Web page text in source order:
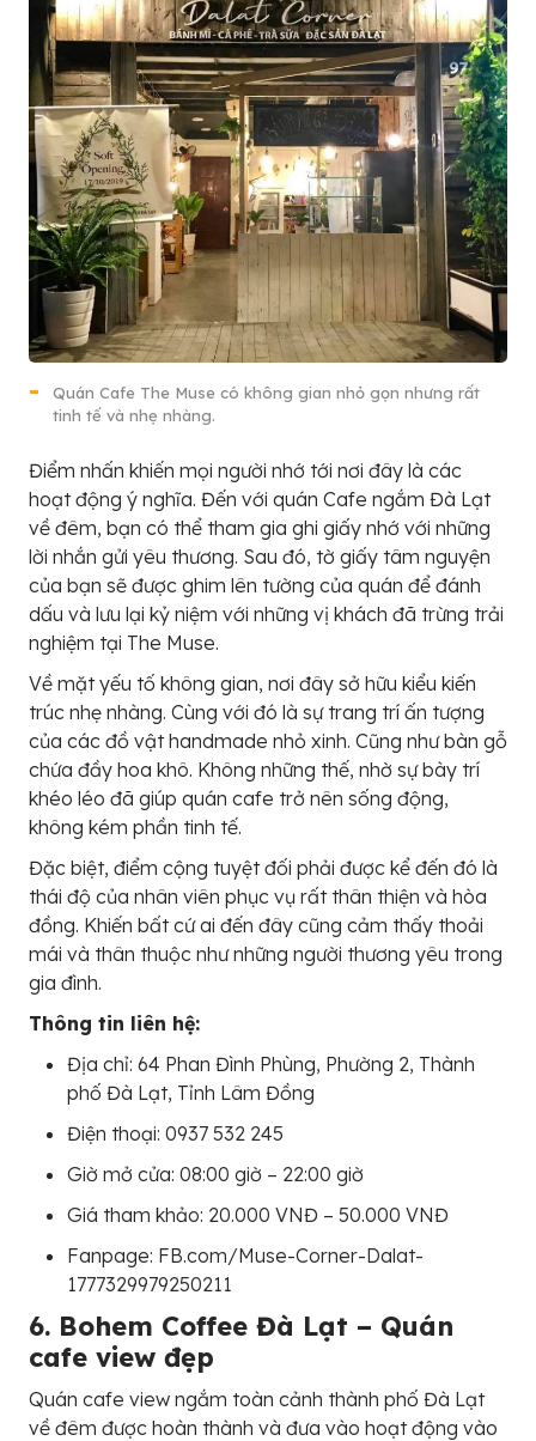
Quán Cafe The Muse có không gian nhỏ gọn nhưng rất
tinh tế và nhẹ nhàng.
Điểm nhấn khiến mọi người nhớ tới nơi đây là các
hoạt động ý nghĩa. Đến với quán Cafe ngắm Đà Lạt
về đêm, bạn có thể tham gia ghi giấy nhớ với những
lời nhắn gửi yêu thương. Sau đó, tờ giấy tâm nguyện
của bạn sẽ được ghim lên tường của quán để đánh
dấu và lưu lại kỷ niệm với những vị khách đã trừng trải
nghiệm tại The Muse.
Về mặt yếu tố không gian, nơi đây sở hữu kiểu kiến
trúc nhẹ nhàng. Cùng với đó là sự trang trí ấn tượng
của các đồ vật handmade nhỏ xinh. Cũng như bàn gỗ
chứa đầy hoa khô. Không những thế, nhờ sự bày trí
khéo léo đã giúp quán cafe trở nên sống động,
không kém phần tinh tế.
Đặc biệt, điểm cộng tuyệt đối phải được kể đến đó là
thái độ của nhân viên phục vụ rất thân thiện và hòa
đồng. Khiến bất cứ ai đến đây cũng cảm thấy thoải
mái và thân thuộc như những người thương yêu trong
gia đình.
Thông tin liên hệ:
Địa chỉ: 64 Phan Đình Phùng, Phường 2, Thành
phố Đà Lạt, Tỉnh Lâm Đồng
Điện thoại: 0937 532 245
Giờ mở cửa: 08:00 giờ – 22:00 giờ
Giá tham khảo: 20.000 VNĐ – 50.000 VNĐ
Fanpage: FB.com/Muse-Corner-Dalat-
1777329979250211
6. Bohem Coffee Đà Lạt – Quán
cafe view đẹp
Quán cafe view ngắm toàn cảnh thành phố Đà Lạt
về đêm được hoàn thành và đưa vào hoạt động vào